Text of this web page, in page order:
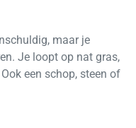
maar je
Je loopt op nat gras,
een schop, steen of